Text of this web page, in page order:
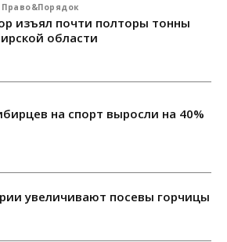
Право&Порядок
изъял почти полторы тонны
области
на спорт выросли на 40%
увеличивают посевы горчицы